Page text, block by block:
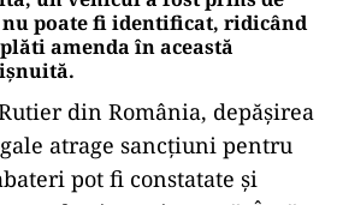
poate fi identificat, ridicând
amenda în această
din România, depășirea
atrage sancțiuni pentru
pot fi constatate și